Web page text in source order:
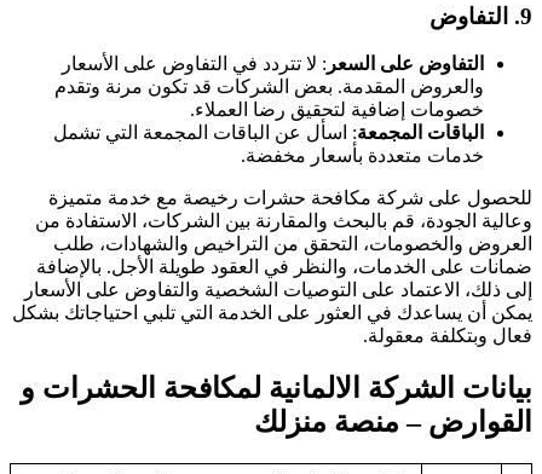
9. التفاوض
التفاوض على السعر : لا تتردد في التفاوض على الأسعار
والعروض المقدمة. بعض الشركات قد تكون مرنة وتقدم
خصومات إضافية لتحقيق رضا العملاء.
الباقات المجمعة: اسأل عن الباقات المجمعة التي تشمل
خدمات متعددة بأسعار مخفضة.
للحصول على شركة مكافحة حشرات رخيصة مع خدمة متميزة
وعالية الجودة، قم بالبحث والمقارنة بين الشركات، الاستفادة من
العروض والخصومات، التحقق من التراخيص والشهادات، طلب
ضمانات على الخدمات، والنظر في العقود طويلة الأجل. بالإضافة
إلى ذلك، الاعتماد على التوصيات الشخصية والتفاوض على الأسعار
يمكن أن يساعدك في العثور على الخدمة التي تلبي احتياجاتك بشكل
فعال وبتكلفة معقولة.
بيانات الشركة الالمانية لمكافحة الحشرات و
القوارض – منصة منزلك